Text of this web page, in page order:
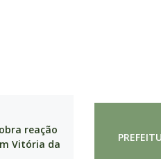
reação
Vitória da